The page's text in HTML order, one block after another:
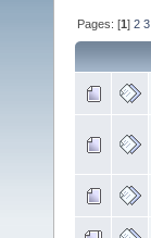
Pages: [1]2 3